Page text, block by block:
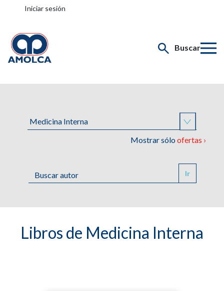
Iniciar sesión
Buscar
Mostrar sóloofertas ›
Ir
Libros de Medicina Interna